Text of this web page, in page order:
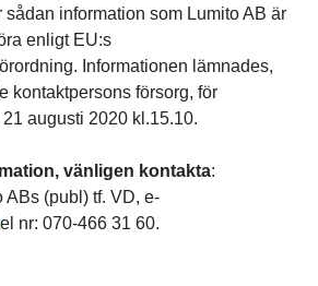
sådan information som Lumito AB är
enligt EU:s
Informationen lämnades,
kontaktpersons försorg, för
augusti 2020 kl.15.10.
vänligen kontakta:
ABs (publ) tf. VD, e-
nr: 070-466 31 60.